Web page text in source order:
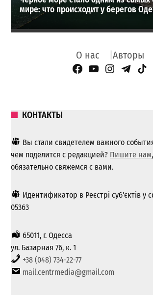
мире: что происходит у берегов
О нас Авторы
Facebook Page
YouTube
Instagram
КОНТАКТЫ
Вы стали свидетелем важного
чем поделится с редакцией? Пишите нам
обязательно свяжемся с вами.
Идентификатор в Реєстрі суб'єктів у
05363
65011, г. Одесса
ул. Базарная 76, к. 1
+38 (048) 734-22-77
mail.centrmedia@gmail.com